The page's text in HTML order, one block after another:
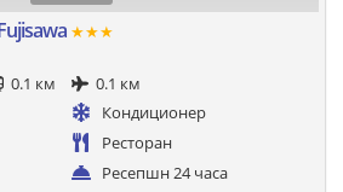
★★★
0.1 км
0.1 км
Кондиционер
Ресторан
Ресепшн 24 часа